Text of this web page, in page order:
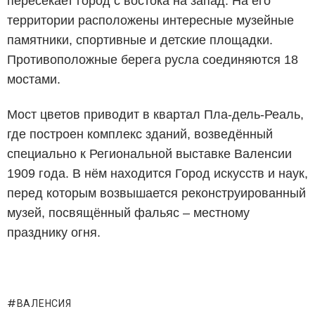
территории расположены интересные музейные
памятники, спортивные и детские площадки.
Противоположные берега русла соединяются 18
мостами.
Мост цветов приводит в квартал Пла-дель-Реаль,
где построен комплекс зданий, возведённый
специально к Региональной выставке Валенсии
1909 года. В нём находится Город искусств и наук,
перед которым возвышается реконструированный
музей, посвящённый фальяс – местному
празднику огня.
ВАЛЕНСИЯ